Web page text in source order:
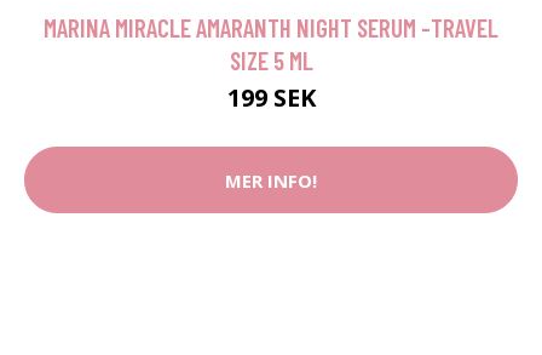
MARINA MIRACLE AMARANTH NIGHT SERUM -TRAVEL
SIZE 5 ML
199 SEK
MER INFO!